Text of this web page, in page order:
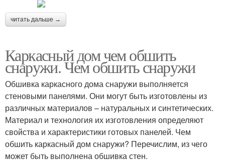
читать дальше →
Каркасный дом чем обшить
снаружи. Чем обшить снаружи
Обшивка каркасного дома снаружи выполняется
стеновыми панелями. Они могут быть изготовлены из
различных материалов – натуральных и синтетических.
Материал и технология их изготовления определяют
свойства и характеристики готовых панелей. Чем
обшить каркасный дом снаружи? Перечислим, из чего
может быть выполнена обшивка стен.